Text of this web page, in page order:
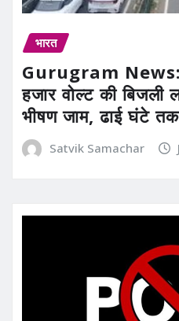
भारत
Gurugram
हजार वोल्ट की बिजली
भीषण जाम, ढाई घंटे
Satvik Samachar